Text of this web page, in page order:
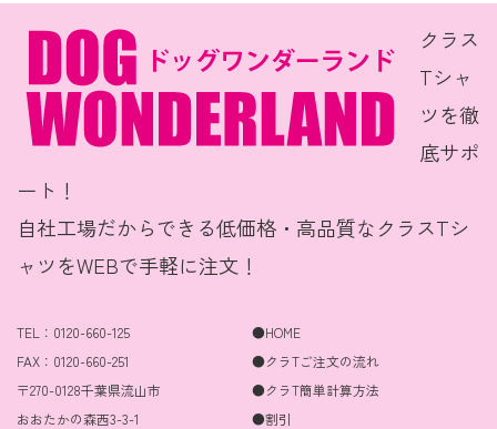
クラス
Tシャ
ツを徹
底サポ
ート！
自社工場だからできる低価格・高品質なクラスTシ
ャツをWEBで手軽に注文！
TEL：0120-660-125
FAX：0120-660-251
〒270-0128千葉県流山市
おおたかの森西3-3-1
●HOME
●クラTご注文の流れ
●クラT簡単計算方法
●割引